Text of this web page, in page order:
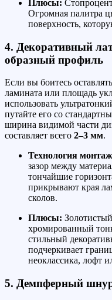
Плюсы:
Огромная палитра
поверхность,
4. Декоративный
образный профиль
Если вы боитесь
ламината или площадь
использовать
путайте его со
ширина видимой части
составляет всего 2–3 мм.
Технология
зазор между
тончайшие
прикрывают края
сколов.
Плюсы:
хромированный
стильный
подчеркивает
неоклассика, лофт
5. Демпферный